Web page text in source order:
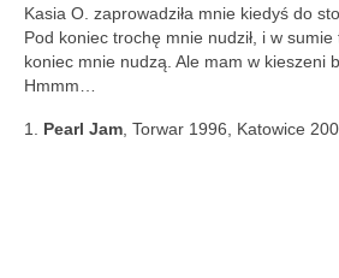
Kasia O. zaprowadziła mnie kiedyś do
Pod koniec trochę mnie nudził, i w sumie
koniec mnie nudzą. Ale mam w kieszeni
Hmmm…
1. Pearl Jam , Torwar 1996, Katowice